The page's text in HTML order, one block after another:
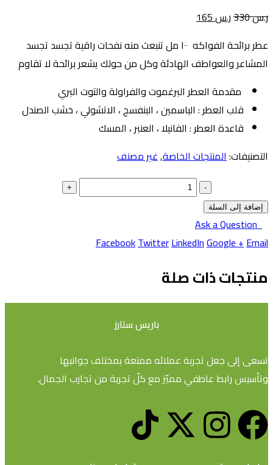
ر.س330 ر.س165
عطر برائحة الفواكه ١٠٠ مل تنبعث منه نفحات راقية تجسد تجسد
المشاعر والعواطف الهادئة وكل من حولك يشعر برائحة لا تقاوم
مقدمة العطر البرغموت والفراولة والتوت البري
قلب العطر : الياسمين ، البنفسج ، الاتشولي ، خشب الصندل
قاعدة العطر : الفانيلا ، العنبر ، المسك
التصنيفات:المنتجات الخاصة,غير مصنف
-
+
إضافة إلى السلة
Ask a Question
FacebookTwitterLinkedInGoogle +Email
منتجات ذات صلة
باريس ستارز
تسعى إلى جعل تجربة عملائه ممتعة بمختلف جوانبها
وتأسيس رابط عاطفي مميّز مع كلّ تجربة من تجارب الجمال.